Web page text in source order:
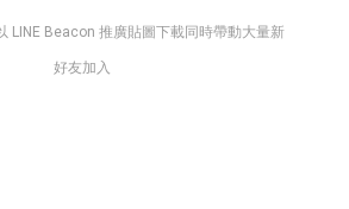
LINE Beacon 推廣貼圖下載同時帶動大量新
好友加入